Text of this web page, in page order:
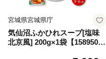
宮城県宮城県庁
気仙沼ふかひれスープ[塩味
北京風] 200g×1袋【158950